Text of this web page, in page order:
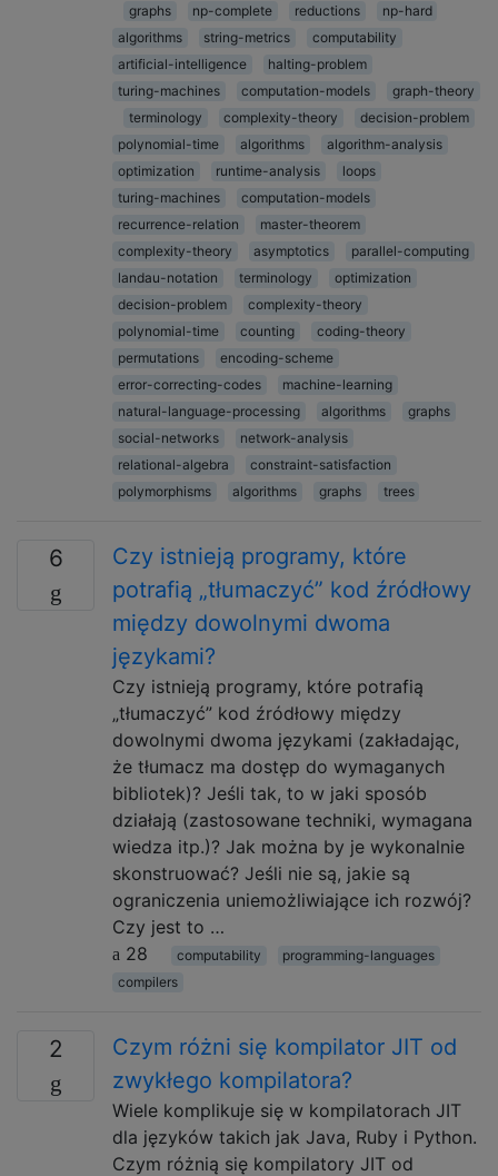
graphs
np-complete reductions
np-hard
algorithms
string-metrics
computability
artificial-intelligence
halting-problem
turing-machines
computation-models
graph-theory
terminology
complexity-theory
decision-problem
polynomial-time
algorithms
algorithm-analysis
optimization
runtime-analysis
loops
turing-machines
computation-models
recurrence-relation
master-theorem
complexity-theory
asymptotics
parallel-computing
landau-notation
terminology
optimization
decision-problem
complexity-theory
polynomial-time
counting
coding-theory
permutations
encoding-scheme
error-correcting-codes
machine-learning
natural-language-processing
algorithms
graphs
social-networks
network-analysis
relational-algebra
constraint-satisfaction
polymorphisms
algorithms graphs trees
6
Czy istnieją programy, które
potrafią „tłumaczyć” kod źródłowy
między dowolnymi dwoma
językami?
Czy istnieją programy, które potrafią
„tłumaczyć” kod źródłowy między
dowolnymi dwoma językami (zakładając,
że tłumacz ma dostęp do wymaganych
bibliotek)? Jeśli tak, to w jaki sposób
działają (zastosowane techniki, wymagana
wiedza itp.)? Jak można by je wykonalnie
skonstruować? Jeśli nie są, jakie są
ograniczenia uniemożliwiające ich rozwój?
Czy jest to …
28
computability
programming-languages
compilers
2
Czym różni się kompilator JIT od
zwykłego kompilatora?
Wiele komplikuje się w kompilatorach JIT
dla języków takich jak Java, Ruby i Python.
Czym różnią się kompilatory JIT od